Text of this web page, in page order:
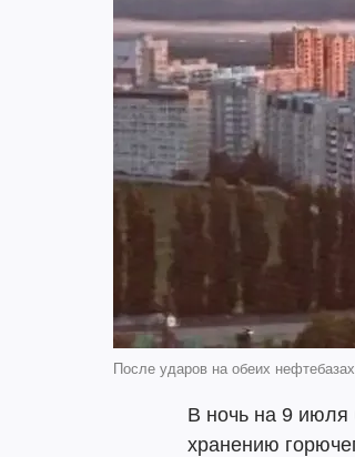
После ударов на обеих
В ночь на 9 июля
хранению